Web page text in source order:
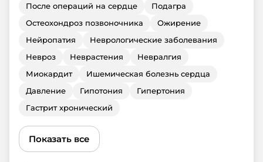
После операций на сердце
Подагра
Остеохондроз позвоночника
Ожирение
Нейропатия
Неврологические заболевания
Невроз
Неврастения
Невралгия
Миокардит
Ишемическая болезнь сердца
Давление
Гипотония
Гипертония
Гастрит хронический
Показать все